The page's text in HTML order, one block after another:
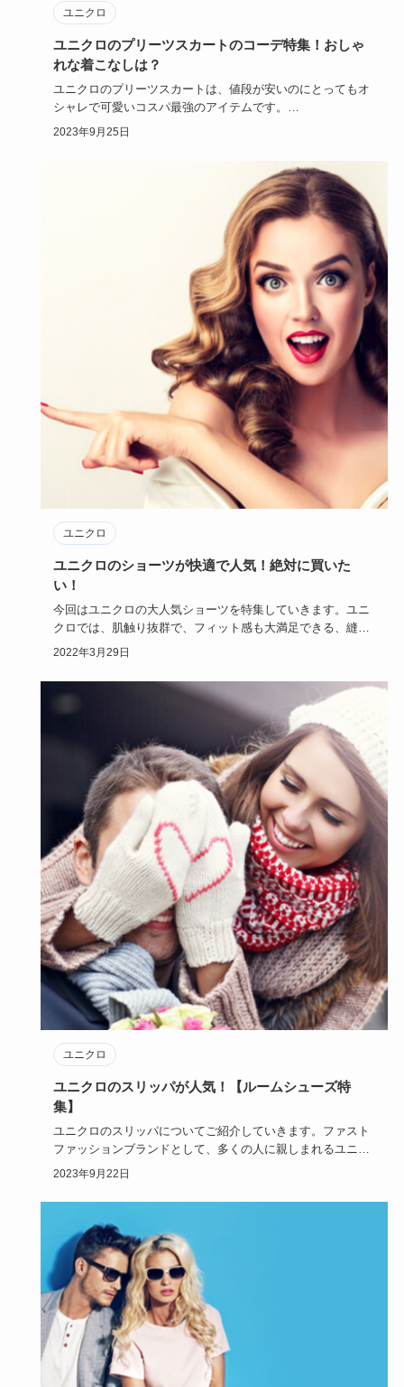
ユニクロ
ユニクロのプリーツスカートのコーデ特集！おしゃ
れな着こなしは？
ユニクロのプリーツスカートは、値段が安いのにとってもオ
シャレで可愛いコスパ最強のアイテムです。
普段使いから大人可愛いコ…
2023年9月25日
ユニクロ
ユニクロのショーツが快適で人気！絶対に買いた
い！
今回はユニクロの大人気ショーツを特集していきます。ユニ
クロでは、肌触り抜群で、フィット感も大満足できる、縫い
目のないシーム…
2022年3月29日
ユニクロ
ユニクロのスリッパが人気！【ルームシューズ特
集】
ユニクロのスリッパについてご紹介していきます。ファスト
ファッションブランドとして、多くの人に親しまれるユニク
ロですが、にわ…
2023年9月22日